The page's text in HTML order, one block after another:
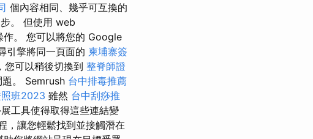
個內容相同、幾乎可互換的
。 但使用 web
作。 您可以將您的 Google
引擎將同一頁面的 柬埔寨簽
您可以稍後切換到 整脊師證
。 Semrush 台中排毒推薦
班2023 雖然 台中刮痧推
工具使得取得這些連結變
，讓您輕鬆找到並接觸潛在